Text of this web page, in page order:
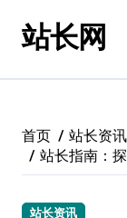
站长网
首页
站长资讯
站长指南：
站长资讯